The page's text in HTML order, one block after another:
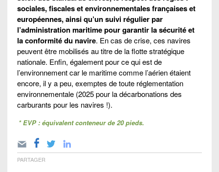
sociales, fiscales et environnementales françaises et
européennes, ainsi qu’un suivi régulier par
l’administration maritime pour garantir la sécurité et
la conformité du navire. En cas de crise, ces navires
peuvent être mobilisés au titre de la flotte stratégique
nationale. Enfin, également pour ce qui est de
l’environnement car le maritime comme l’aérien étaient
encore, il y a peu, exemptes de toute réglementation
environnementale (2025 pour la décarbonations des
carburants pour les navires !).
* EVP : équivalent conteneur de 20 pieds.
PARTAGER